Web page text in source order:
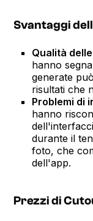
Svantaggi
Qualità
hanno
generate
risultati che
Problemi di
hanno
durante il
foto, che
dell'app.
Prezzi di